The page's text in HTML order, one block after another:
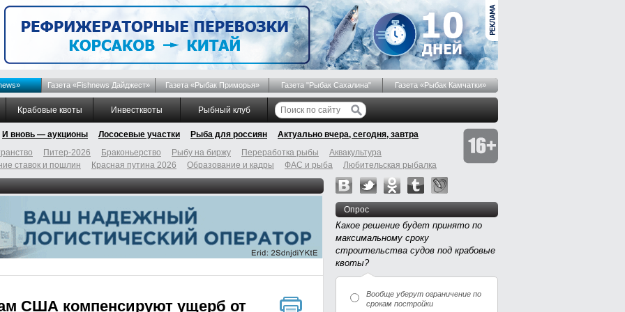
Газета «Fishnews Дайджест» Газета «Рыбак Приморья» Газета "Рыбак Сахалина" Газета «Рыбак Камчатки»
Крабовые квоты Инвестквоты Рыбный клуб
И вновь — аукционы Лососевые участки Рыба для россиян
Актуально вчера, сегодня, завтра
Питер-2026 Браконьерство Рыбу на биржу Переработка рыбы
Аквакультура
ставок и пошлин Красная путина 2026 Образование и кадры ФАС и рыба Любительская рыбалка
США компенсируют ущерб от
Опрос
Какое решение будет принято по
максимальному сроку
строительства судов под крабовые
квоты?
Вообще уберут ограничение по
срокам постройки